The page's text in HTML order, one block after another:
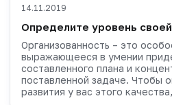
14.11.2019
Определите уровень
Организованность – это
выражающееся в умении
составленного плана и
поставленной задаче. Чтобы
развития у вас этого